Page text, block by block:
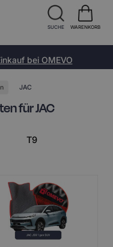
bei OMEVO
JAC
für JAC
T9
SUCHE WARENKORB